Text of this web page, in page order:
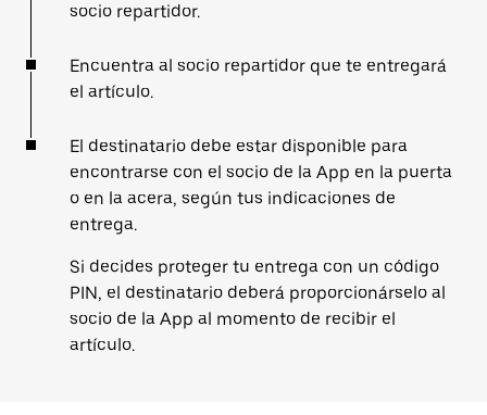
socio repartidor.
Encuentra al socio repartidor que te entregará
el artículo.
El destinatario debe estar disponible para
encontrarse con el socio de la App en la puerta
o en la acera, según tus indicaciones de
entrega.
Si decides proteger tu entrega con un código
PIN, el destinatario deberá proporcionárselo al
socio de la App al momento de recibir el
artículo.